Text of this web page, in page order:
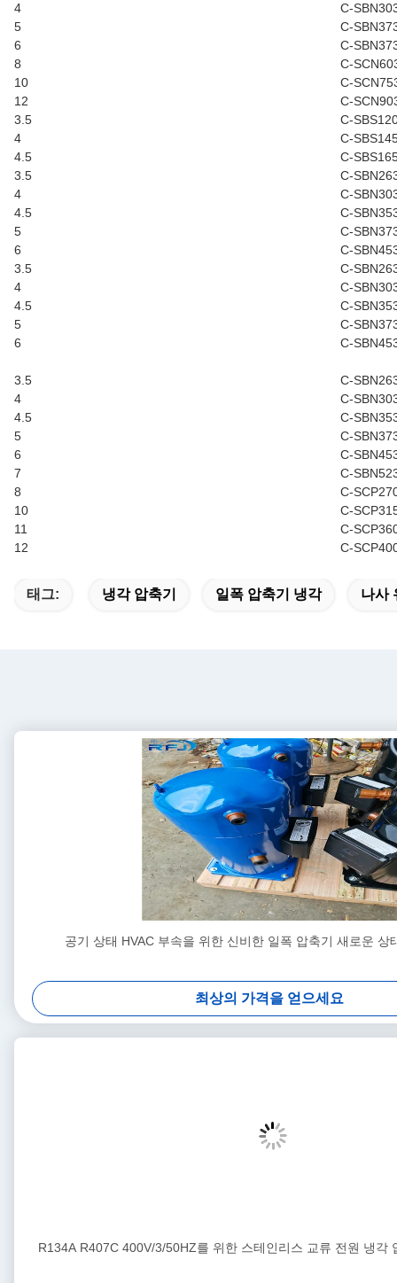
4
C-
5
C-
6
C-
8
C-
10
C-
12
C-
3.5
C-
4
C-
4.5
C-
3.5
C-
4
C-
4.5
C-
5
C-
6
C-
3.5
C-
4
C-
4.5
C-
5
C-
6
C-
3.5
C-
4
C-
4.5
C-
5
C-
6
C-
7
C-
8
C-
10
C-
11
C-
12
C-
태그: 냉각 압축기 일폭 압축기 냉각 나사
공기 상태 HVAC 부속을 위한 신비한 일폭 압축기 새로운 상
최상의 가격을 얻으세요
R134A R407C 400V/3/50HZ를 위한 스테인리스 교류 전원 냉각